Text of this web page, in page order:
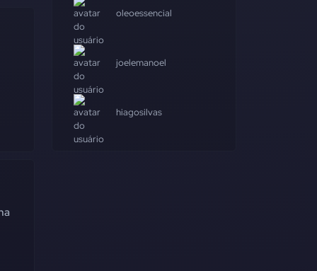
oleoessencial
joelemanoel
hiagosilvas